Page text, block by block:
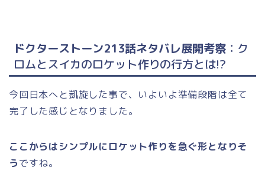
ドクターストーン213話ネタバレ展開考察 ：ク
ロムとスイカのロケット作りの行方とは!?
今回日本へと凱旋した事で、いよいよ準備段階は全て
完了した感じとなりました。
ここからはシンプルにロケット作りを急ぐ形となりそ
うですね。